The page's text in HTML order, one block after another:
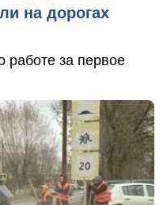
на дорогах
работе за первое